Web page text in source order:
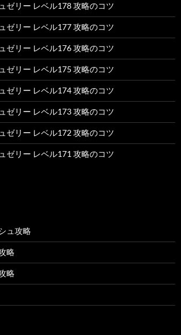
ゼリー レベル178 攻略のコツ
ゼリー レベル177 攻略のコツ
ゼリー レベル176 攻略のコツ
ゼリー レベル175 攻略のコツ
ゼリー レベル174 攻略のコツ
ゼリー レベル173 攻略のコツ
ゼリー レベル172 攻略のコツ
ゼリー レベル171 攻略のコツ
ュ攻略
略
略